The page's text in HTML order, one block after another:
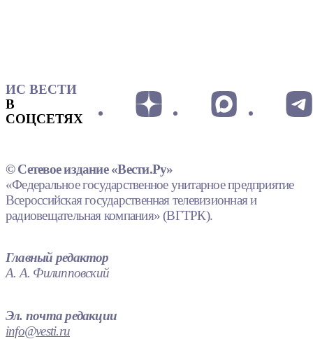
ИС ВЕСТИ
В
СОЦСЕТЯХ
© Сетевое издание «Вести.Ру»
«Федеральное государственное унитарное предприятие
Всероссийская государственная телевизионная и
радиовещательная компания» (ВГТРК).
Главный редактор
А. А. Филипповский
Эл. почта редакции
info@vesti.ru